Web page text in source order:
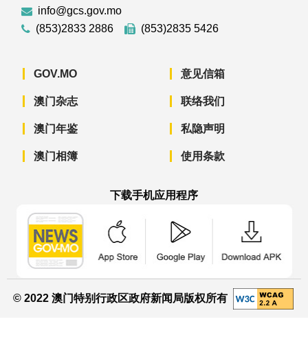
info@gcs.gov.mo
(853)2833 2886
(853)2835 5426
GOV.MO
澳门杂志
澳门年鉴
澳门相簿
意见信箱
联络我们
私隐声明
使用条款
下载手机应用程序
© 2022 澳门特别行政区政府新闻局版权所有